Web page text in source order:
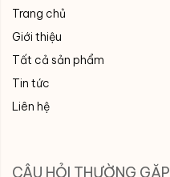
Trang chủ
Giới thiệu
Tất cả sản phẩm
Tin tức
Liên hệ
CÂU HỎI THƯỜNG GẶP